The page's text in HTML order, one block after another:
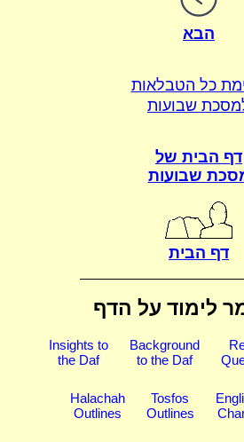
הבא
כל הטבלאות
שבועות
דף הבית של
שבועות
דף הבית
לימוד על הדף
Insights to
the Daf
Background
to the Daf
Halachah
Outlines
Tosfos
Outlines